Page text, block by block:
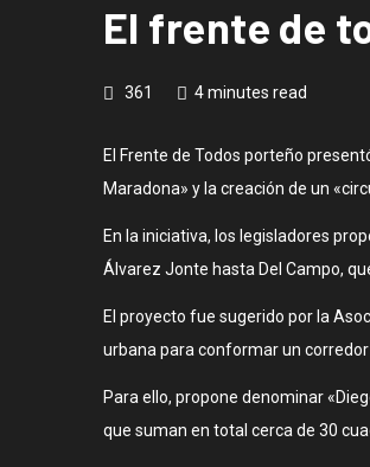
El frente de
361 4 minutes read
El Frente de Todos porteño
Maradona» y la creación de un
En la iniciativa, los legisladores
Álvarez Jonte hasta Del Campo,
El proyecto fue sugerido por la
urbana para conformar un
Para ello, propone denominar
que suman en total cerca de 30